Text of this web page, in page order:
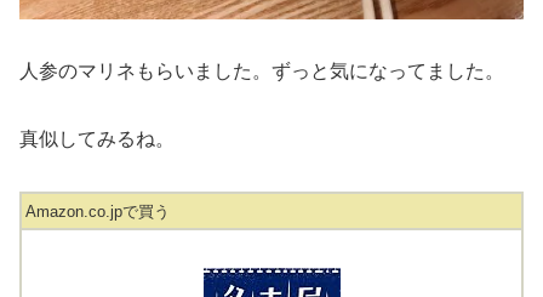
人参のマリネもらいました。ずっと気になってました。
真似してみるね。
Amazon.co.jpで買う